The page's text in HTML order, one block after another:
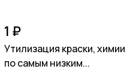
1 ₽
Утилизация краски, химии
по самым низким...